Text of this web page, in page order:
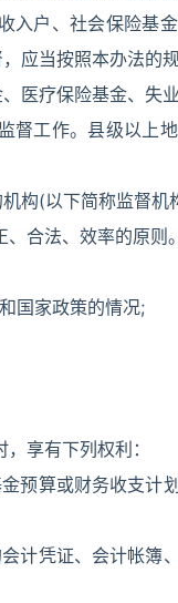
入户、社会保险基
应当按照本办法的规
医疗保险基金、失
督工作。县级以上
构(以下简称监督机
合法、效率的原则。
国家政策的情况;
享有下列权利：
预算或财务收支计
计凭证、会计帐簿